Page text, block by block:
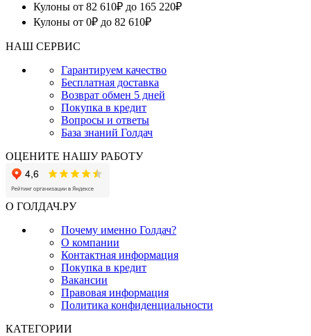
Кулоны от 82 610₽ до 165 220₽
Кулоны от 0₽ до 82 610₽
НАШ СЕРВИС
Гарантируем качество
Бесплатная доставка
Возврат обмен 5 дней
Покупка в кредит
Вопросы и ответы
База знаний Голдач
ОЦЕНИТЕ НАШУ РАБОТУ
О ГОЛДАЧ.РУ
Почему именно Голдач?
О компании
Контактная информация
Покупка в кредит
Вакансии
Правовая информация
Политика конфиденциальности
КАТЕГОРИИ